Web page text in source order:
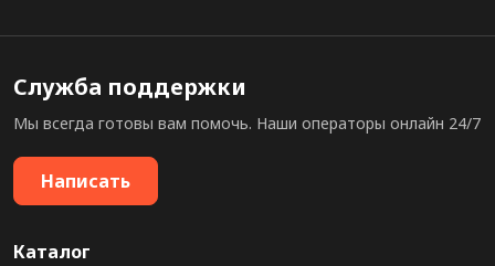
Служба поддержки
Мы всегда готовы вам помочь. Наши операторы онлайн 24/7
Написать
Каталог